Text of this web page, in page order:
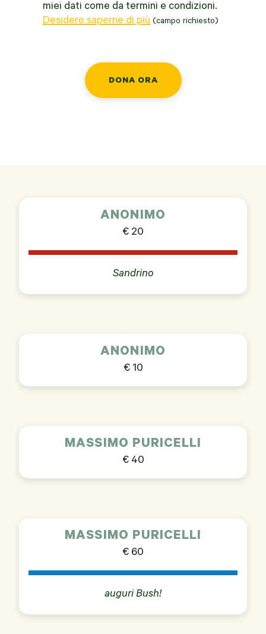
miei dati come da termini e condizioni.
Desidero saperne di più
DONA ORA
ANONIMO
€ 20
Sandrino
ANONIMO
€ 10
MASSIMO PURICELLI
€ 40
MASSIMO PURICELLI
€ 60
auguri Bush!